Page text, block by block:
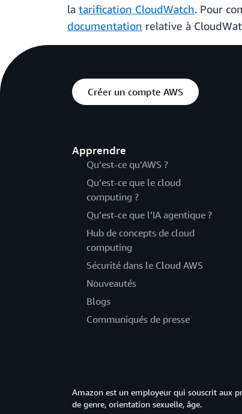
la tarification CloudWatch. Pour
documentation relative à
Créer un compte AWS
Apprendre
Qu’est-ce qu’AWS ?
Qu’est-ce que le cloud
computing ?
Qu’est-ce que l’IA agentique ?
Hub de concepts de cloud
computing
Sécurité dans le Cloud AWS
Nouveautés
Blogs
Communiqués de presse
Amazon est un employeur qui souscrit aux
de genre, orientation sexuelle, âge.